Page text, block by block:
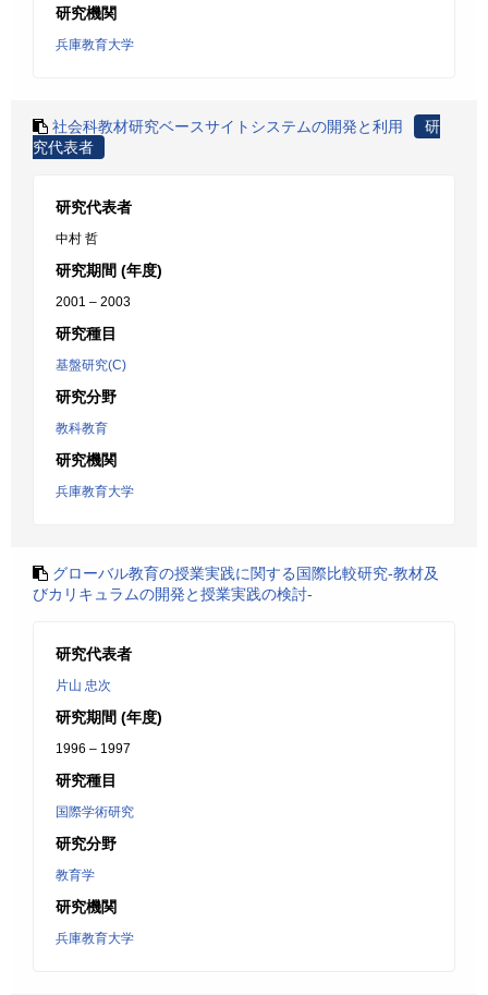
研究機関
兵庫教育大学
社会科教材研究ベースサイトシステムの開発と利用
研
究代表者
研究代表者
中村 哲
研究期間 (年度)
2001 – 2003
研究種目
基盤研究(C)
研究分野
教科教育
研究機関
兵庫教育大学
グローバル教育の授業実践に関する国際比較研究-教材及
びカリキュラムの開発と授業実践の検討-
研究代表者
片山 忠次
研究期間 (年度)
1996 – 1997
研究種目
国際学術研究
研究分野
教育学
研究機関
兵庫教育大学